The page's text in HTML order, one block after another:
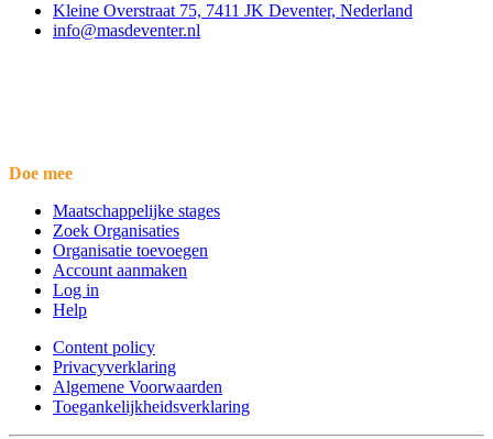
Kleine Overstraat 75, 7411 JK Deventer, Nederland
info@masdeventer.nl
Doe mee
Maatschappelijke stages
Zoek Organisaties
Organisatie toevoegen
Account aanmaken
Log in
Help
Content policy
Privacyverklaring
Algemene Voorwaarden
Toegankelijkheidsverklaring